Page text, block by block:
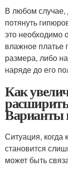
В любом случае,
потянуть
это необходимо
влажное платье
размера, либо
наряде до его
Как
Варианты
Ситуация,
становится
может быть